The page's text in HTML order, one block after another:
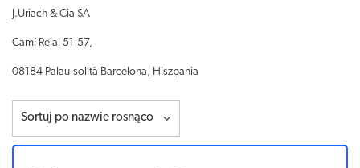
J.Uriach & Cia SA
Camí Reial 51-57,
08184 Palau-solità Barcelona, Hiszpania
Sortuj po nazwie rosnąco